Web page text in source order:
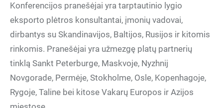
Konferencijos pranešėjai yra tarptautinio lygio
eksporto plėtros konsultantai, įmonių vadovai,
dirbantys su Skandinavijos, Baltijos, Rusijos ir kitomis
rinkomis. Pranešėjai yra užmezgę platų partnerių
tinklą Sankt Peterburge, Maskvoje, Nyzhnij
Novgorade, Permėje, Stokholme, Osle, Kopenhagoje,
Rygoje, Taline bei kitose Vakarų Europos ir Azijos